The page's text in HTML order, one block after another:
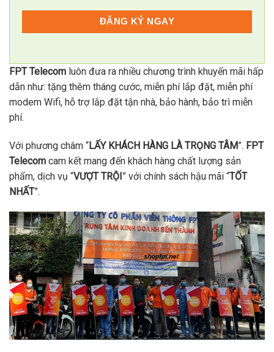
FPT Telecom luôn đưa ra nhiều chương trình khuyến mãi hấp
dẫn như: tặng thêm tháng cước, miễn phí lắp đặt, miễn phí
modem Wifi, hỗ trợ lắp đặt tận nhà, bảo hành, bảo trì miễn
phí.
Với phương châm “LẤY KHÁCH HÀNG LÀ TRỌNG TÂM”. FPT
Telecom cam kết mang đến khách hàng chất lượng sản
phẩm, dịch vụ “VƯỢT TRỘI” với chính sách hậu mãi “TỐT
NHẤT”.